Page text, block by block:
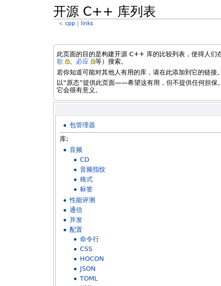
开源 C++ 库列表
< cpp‎ | links
此页面的目的是构建开源 C++ 库的比较列表，使得人们
歌
、 必应
等）搜索。
若你知道可能对其他人有用的库，请在此添加到它的链
以“原态”提供此页面——希望这有用，但不提供任何担保
它会很有意义。
包管理器
库:
音频
CD
音频指纹
格式
标签
性能评测
通信
并发
配置
命令行
CSS
HOCON
JSON
TOML